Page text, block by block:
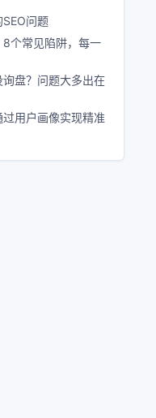
问题
个常见陷阱，每一
盘？问题大多出在
用户画像实现精准